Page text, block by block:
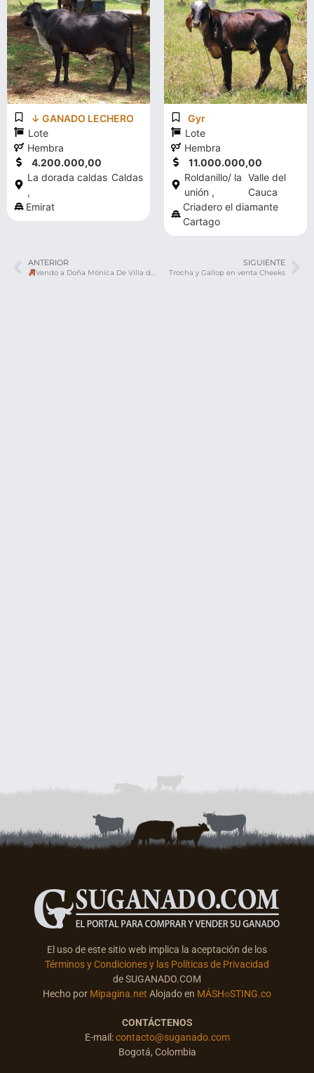
↓ GANADO LECHERO
Lote
Hembra
4.200.000,00
La dorada caldas
,
Caldas
Emirat
Gyr
Lote
Hembra
11.000.000,00
Roldanillo/ la
unión ,
Valle del
Cauca
Criadero el diamante
Cartago
ANTERIOR
Vendo a Doña Mónica De Villa del Mar
SIGUIENTE
Trocha y Gallop en venta Cheeks
El uso de este sitio web implica la aceptación de los
Términos y Condiciones y las Políticas de Privacidad
de SUGANADO.COM
Hecho por Mipagina.net Alojado en MÁSH⌾STING.co
CONTÁCTENOS
E-mail:contacto@suganado.com
Bogotá, Colombia